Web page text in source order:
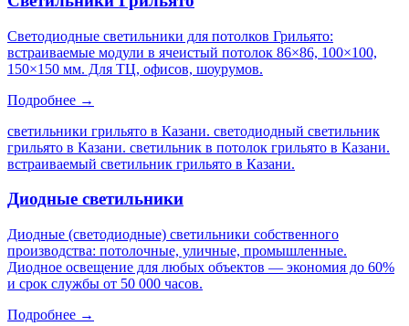
Светодиодные светильники для потолков Грильято:
встраиваемые модули в ячеистый потолок 86×86, 100×100,
150×150 мм. Для ТЦ, офисов, шоурумов.
Подробнее →
светильники грильято в Казани. светодиодный светильник
грильято в Казани. светильник в потолок грильято в Казани.
встраиваемый светильник грильято в Казани.
Диодные светильники
Диодные (светодиодные) светильники собственного
производства: потолочные, уличные, промышленные.
Диодное освещение для любых объектов — экономия до 60%
и срок службы от 50 000 часов.
Подробнее →